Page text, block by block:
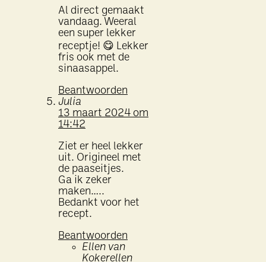
Al direct gemaakt
vandaag. Weeral
een super lekker
receptje! 😋 Lekker
fris ook met de
sinaasappel.
Beantwoorden
Julia
13 maart 2024 om
14:42
Ziet er heel lekker
uit. Origineel met
de paaseitjes.
Ga ik zeker
maken…..
Bedankt voor het
recept.
Beantwoorden
Ellen van
Kokerellen